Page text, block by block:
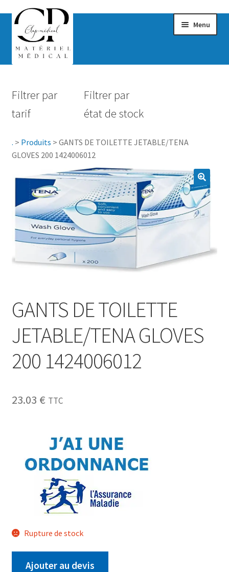
Menu
Hygiène
Maternité
Accessoires Salle de bain
Vêtements & Chaussures
Sécurité
Filtrer par
tarif
Filtrer par
état de stock
. > Produits > GANTS DE TOILETTE JETABLE/TENA
GLOVES 200 1424006012
GANTS DE TOILETTE
JETABLE/TENA GLOVES
200 1424006012
23.03 € TTC
Rupture de stock
Ajouter au devis